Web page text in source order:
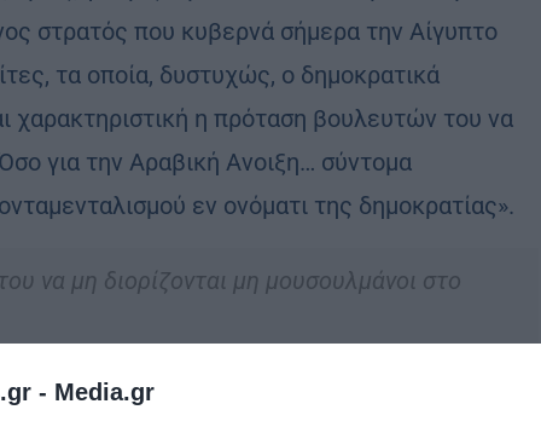
- Media.gr
στρατός που κυβερνά σήμερα την Αίγυπτο
τα οποία, δυστυχώς, ο δημοκρατικά
χαρακτηριστική η πρόταση βουλευτών του να
για την Αραβική Ανοιξη… σύντομα
εν ονόματι της δημοκρατίας».
να μη διορίζονται μη μουσουλμάνοι στο
που αποτελεί σπουδαίο ανάχωμα έναντι του